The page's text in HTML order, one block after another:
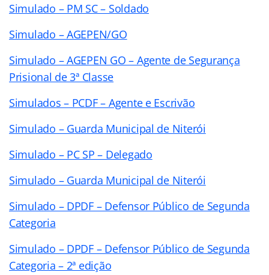
Simulado – PM SC – Soldado
Simulado – AGEPEN/GO
Simulado – AGEPEN GO – Agente de Segurança
Prisional de 3ª Classe
Simulados – PCDF – Agente e Escrivão
Simulado – Guarda Municipal de Niterói
Simulado – PC SP – Delegado
Simulado – Guarda Municipal de Niterói
Simulado – DPDF – Defensor Público de Segunda
Categoria
Simulado – DPDF – Defensor Público de Segunda
Categoria – 2ª edição